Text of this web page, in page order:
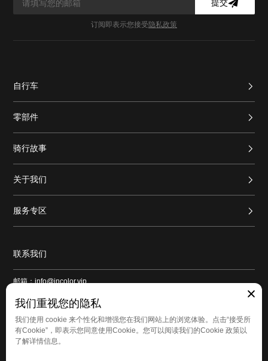
我们重视您的隐私
我们使用 cookie 来个性化和增强您在我们网站上的浏览体验。点击“接受所
有Cookie”，即表示您同意使用Cookie。您可以阅读我们的Cookie 政策以
了解详情信息。
提交
订阅即表示您接受隐私政策
自行车
零部件
骑行故事
关于我们
服务专区
联系我们
邮箱：info@incolor.vip
地址：广东省广州市番禺区新造镇和平路1号良仓新造创意园9号仓103